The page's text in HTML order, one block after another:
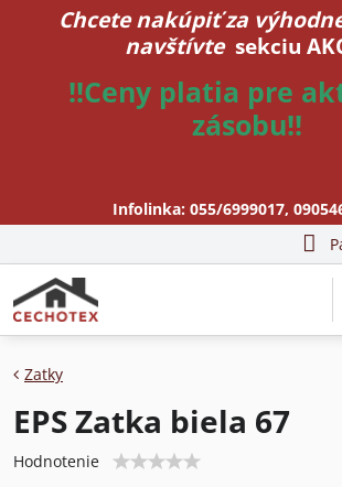
Chcete nakúpiť za
navštívte sekciu
!!Ceny platia pre
zásobu!!
Infolinka: 055/6999017,
Zatky
EPS Zatka biela 67
Hodnotenie